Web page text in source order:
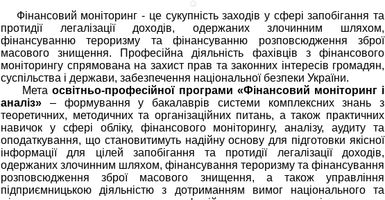
Фінансовий моніторинг - це сукупність заходів у сфері запобігання та
протидії легалізації доходів, одержаних злочинним шляхом,
фінансуванню тероризму та фінансуванню розповсюдження зброї
масового знищення. Професійна діяльність фахівців з фінансового
моніторингу спрямована на захист прав та законних інтересів громадян,
суспільства і держави, забезпечення національної безпеки України.
Мета освітньо-професійної програми «Фінансовий моніторинг і
аналіз» – формування у бакалаврів системи комплексних знань з
теоретичних, методичних та організаційних питань, а також практичних
навичок у сфері обліку, фінансового моніторингу, аналізу, аудиту та
оподаткування, що становитимуть надійну основу для підготовки якісної
інформації для цілей запобігання та протидії легалізації доходів,
одержаних злочинним шляхом, фінансування тероризму та фінансування
розповсюдження зброї масового знищення, а також управління
підприємницькою діяльністю з дотриманням вимог національного та